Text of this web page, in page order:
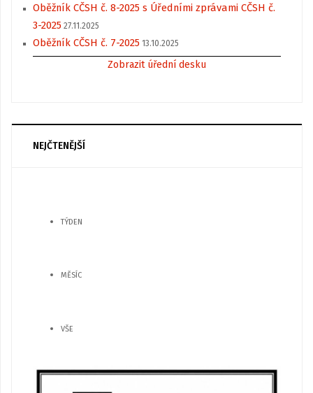
Oběžník CČSH č. 8-2025 s Úředními zprávami CČSH č.
3-2025 27.11.2025
Oběžník CČSH č. 7-2025 13.10.2025
Zobrazit úřední desku
NEJČTENĚJŠÍ
TÝDEN
MĚSÍC
VŠE